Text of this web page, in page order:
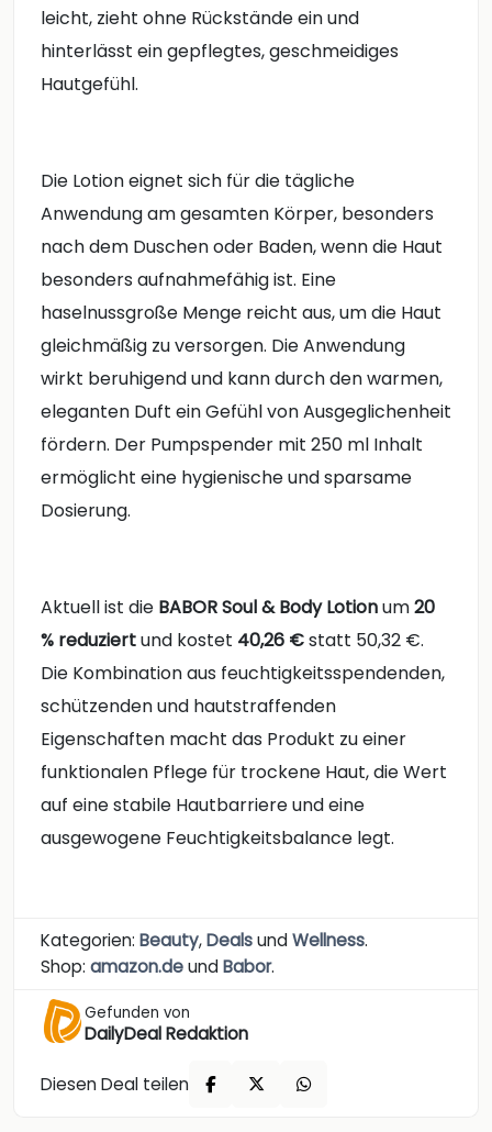
leicht, zieht ohne Rückstände ein und
hinterlässt ein gepflegtes, geschmeidiges
Hautgefühl.
Die Lotion eignet sich für die tägliche
Anwendung am gesamten Körper, besonders
nach dem Duschen oder Baden, wenn die Haut
besonders aufnahmefähig ist. Eine
haselnussgroße Menge reicht aus, um die Haut
gleichmäßig zu versorgen. Die Anwendung
wirkt beruhigend und kann durch den warmen,
eleganten Duft ein Gefühl von Ausgeglichenheit
fördern. Der Pumpspender mit 250 ml Inhalt
ermöglicht eine hygienische und sparsame
Dosierung.
Aktuell ist die BABOR Soul & Body Lotionum20
% reduziertund kostet 40,26 €statt 50,32 €.
Die Kombination aus feuchtigkeitsspendenden,
schützenden und hautstraffenden
Eigenschaften macht das Produkt zu einer
funktionalen Pflege für trockene Haut, die Wert
auf eine stabile Hautbarriere und eine
ausgewogene Feuchtigkeitsbalance legt.
Kategorien: Beauty,DealsundWellness.
Shop: amazon.deundBabor.
Gefunden von
DailyDeal Redaktion
Diesen Deal teilen